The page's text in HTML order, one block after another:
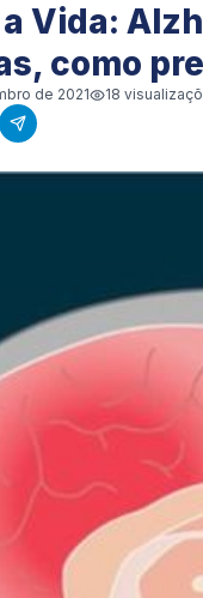
a Vida:
como
de 2021 18